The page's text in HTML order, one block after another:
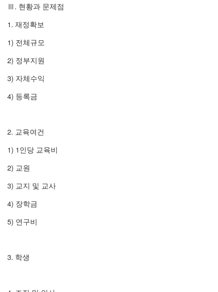
Ⅲ . 현황과 문제점
1. 재정확보
1) 전체규모
2) 정부지원
3) 자체수익
4) 등록금
2. 교육여건
1) 1 인당 교육비
2) 교원
3) 교지 및 교사
4) 장학금
5) 연구비
3. 학생